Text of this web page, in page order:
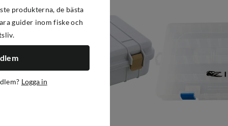
produkterna, de bästa
guider inom fiske och
Logga in